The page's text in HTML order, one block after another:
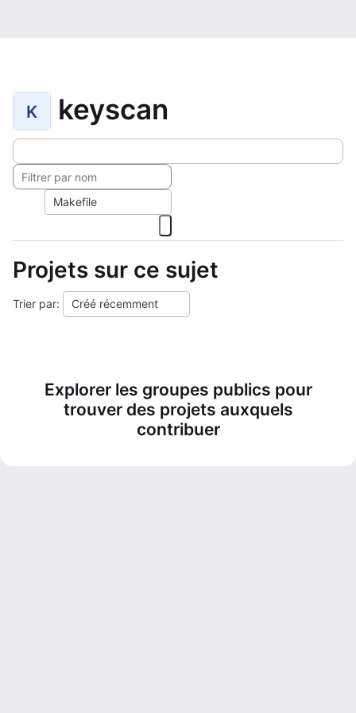
K keyscan
Makefile
Projets sur ce sujet
Trier par: Créé récemment
Explorer les groupes publics pour
trouver des projets auxquels
contribuer